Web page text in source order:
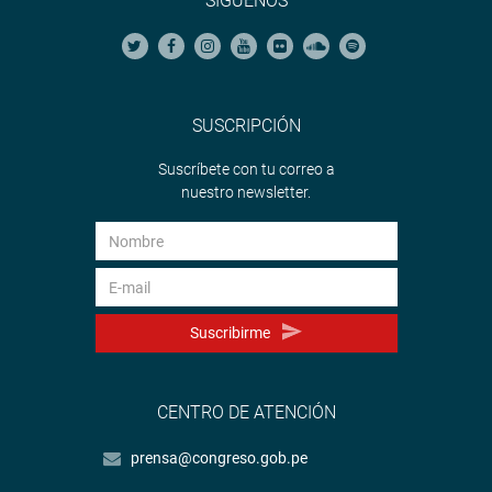
PRENSA-CONGRESO
http://www.congreso.gob.pe/
https://www.facebook.com/congresoperu
https://twitter.com/congresoperu
http://www.youtube.com/congresoperu
SUSCRIPCIÓN
Suscríbete con tu correo a
nuestro newsletter.
Suscribirme
CENTRO DE ATENCIÓN
prensa@congreso.gob.pe